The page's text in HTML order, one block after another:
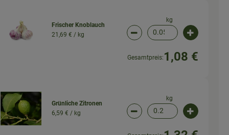
ändern
Frischer Knoblauch
21,69 € / kg
kg
Artikelanzahl verringern
Gesamtpreis: 1,08 €
ändern
Grünliche Zitronen
6,59 € / kg
kg
Artikelanzahl verringern